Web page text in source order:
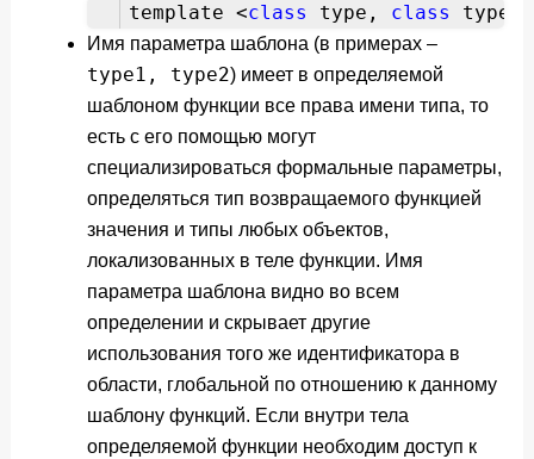
template <class type, class type>
Имя параметра шаблона (в примерах –
type1, type2) имеет в определяемой
шаблоном функции все права имени типа, то
есть с его помощью могут
специализироваться формальные параметры,
определяться тип возвращаемого функцией
значения и типы любых объектов,
локализованных в теле функции. Имя
параметра шаблона видно во всем
определении и скрывает другие
использования того же идентификатора в
области, глобальной по отношению к данному
шаблону функций. Если внутри тела
определяемой функции необходим доступ к